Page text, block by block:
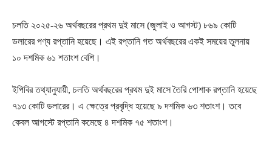
চলতি ২০২৫-২৬ অর্থবছরের প্রথম দুই মাসে (জুলাই ও আগস্ট) ৮৬৯ কোটি
ডলারের পণ্য রপ্তানি হয়েছে। এই রপ্তানি গত অর্থবছরের একই সময়ের তুলনায়
১০ দশমিক ৬১ শতাংশ বেশি।
ইপিবির তথ্যানুযায়ী, চলতি অর্থবছরের প্রথম দুই মাসে তৈরি পোশাক রপ্তানি হয়েছে
৭১৩ কোটি ডলারের। এ ক্ষেত্রে প্রবৃদ্ধি হয়েছে ৯ দশমিক ৬৩ শতাংশ। তবে
কেবল আগস্টে রপ্তানি কমেছে ৪ দশমিক ৭৫ শতাংশ।